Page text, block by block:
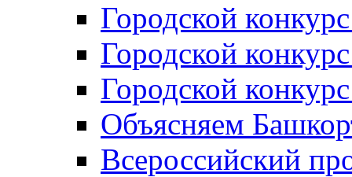
Городской
Городской
Городской
Объясняем
Всероссийский